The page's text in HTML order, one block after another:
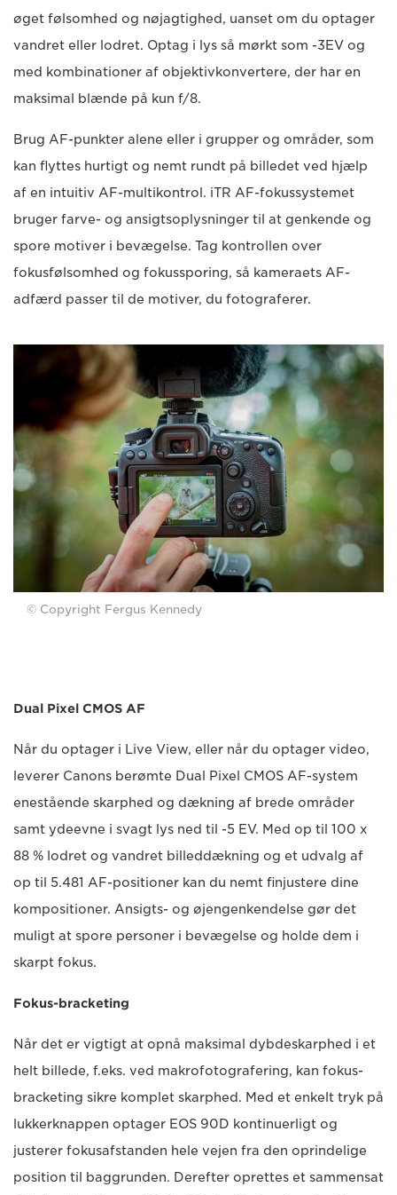
øget følsomhed og nøjagtighed, uanset om du optager
vandret eller lodret. Optag i lys så mørkt som -3EV og
med kombinationer af objektivkonvertere, der har en
maksimal blænde på kun f/8.
Brug AF-punkter alene eller i grupper og områder, som
kan flyttes hurtigt og nemt rundt på billedet ved hjælp
af en intuitiv AF-multikontrol. iTR AF-fokussystemet
bruger farve- og ansigtsoplysninger til at genkende og
spore motiver i bevægelse. Tag kontrollen over
fokusfølsomhed og fokussporing, så kameraets AF-
adfærd passer til de motiver, du fotograferer.
© Copyright Fergus Kennedy
Dual Pixel CMOS AF
Når du optager i Live View, eller når du optager video,
leverer Canons berømte Dual Pixel CMOS AF-system
enestående skarphed og dækning af brede områder
samt ydeevne i svagt lys ned til -5 EV. Med op til 100 x
88 % lodret og vandret billeddækning og et udvalg af
op til 5.481 AF-positioner kan du nemt finjustere dine
kompositioner. Ansigts- og øjengenkendelse gør det
muligt at spore personer i bevægelse og holde dem i
skarpt fokus.
Fokus-bracketing
Når det er vigtigt at opnå maksimal dybdeskarphed i et
helt billede, f.eks. ved makrofotografering, kan fokus-
bracketing sikre komplet skarphed. Med et enkelt tryk på
lukkerknappen optager EOS 90D kontinuerligt og
justerer fokusafstanden hele vejen fra den oprindelige
position til baggrunden. Derefter oprettes et sammensat